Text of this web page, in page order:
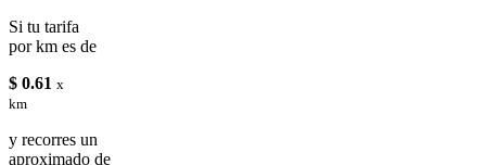
Si tu tarifa
por km es de
$ 0.61 x
km
y recorres un
aproximado de